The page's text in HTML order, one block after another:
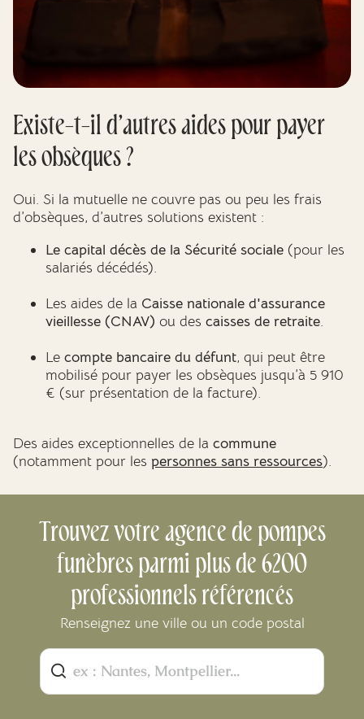
Existe-t-il d’autres aides pour payer
les obsèques ?
Oui. Si la mutuelle ne couvre pas ou peu les frais
d’obsèques, d’autres solutions existent :
Le capital décès de la Sécurité sociale (pour les
salariés décédés).
Les aides de la Caisse nationale d'assurance
vieillesse (CNAV) ou des caisses de retraite.
Le compte bancaire du défunt, qui peut être
mobilisé pour payer les obsèques jusqu’à 5 910
€ (sur présentation de la facture).
Des aides exceptionnelles de la commune
(notamment pour les personnes sans ressources).
Trouvez votre agence de pompes
funèbres parmi plus de 6200
professionnels référencés
Renseignez une ville ou un code postal